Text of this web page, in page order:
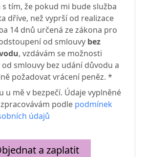
s tím, že pokud mi bude služba
dříve, než vyprší od realizace
14 dnů určená ze zákona pro
od smlouvy bez
, vzdávám se možnosti
smlouvy bez udání důvodu a
požadovat vrácení peněz. *
u mě v bezpečí. Údaje vyplněné
podle podmínek
údajů
a zaplatit